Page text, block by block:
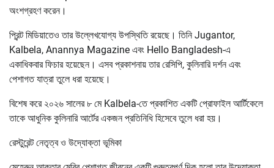
অংশগ্রহণ করেন।
প্রিন্ট মিডিয়াতেও তার উল্লেখযোগ্য উপস্থিতি রয়েছে। তিনি Jugantor,
Kalbela, Anannya Magazine এবং Hello Bangladesh-এ
একাধিকবার ফিচার হয়েছেন। এসব প্রকাশনায় তার রেসিপি, কুলিনারি দর্শন এবং
পেশাগত যাত্রা তুলে ধরা হয়েছে।
বিশেষ করে ২০২৬ সালের ৮ মে Kalbela-তে প্রকাশিত একটি প্রোফাইল আর্টিকেলে
তাকে আধুনিক কুলিনারি আর্টের একজন প্রতিনিধি হিসেবে তুলে ধরা হয়।
রেস্টুরেন্ট নেতৃত্ব ও উদ্যোক্তা ভূমিকা